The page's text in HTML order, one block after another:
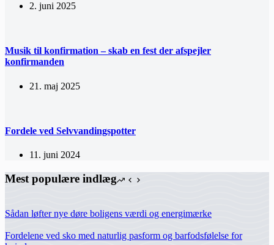
2. juni 2025
Musik til konfirmation – skab en fest der afspejler
konfirmanden
21. maj 2025
Fordele ved Selvvandingspotter
11. juni 2024
Mest populære indlæg
Sådan løfter nye døre boligens værdi og energimærke
Fordelene ved sko med naturlig pasform og barfodsfølelse for